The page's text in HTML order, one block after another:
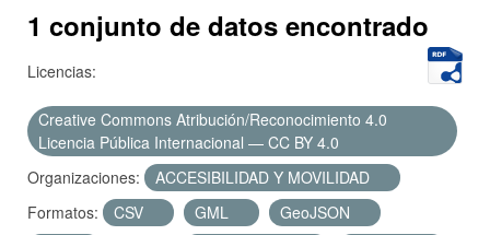
Acerca de
1 conjunto de datos encontrado
Licencias:
Creative Commons Atribución/Reconocimiento 4.0
Licencia Pública Internacional — CC BY 4.0
Organizaciones:
ACCESIBILIDAD Y MOVILIDAD
Formatos:
CSV GML
GeoJSON